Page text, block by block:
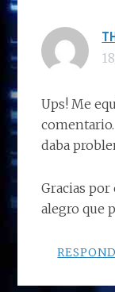
Ups! Me
daba
Gracias
alegro que